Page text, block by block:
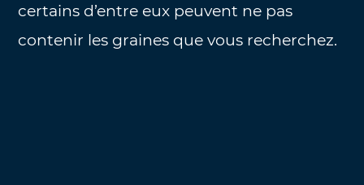
certains d’entre eux peuvent ne pas
contenir les graines que vous recherchez.